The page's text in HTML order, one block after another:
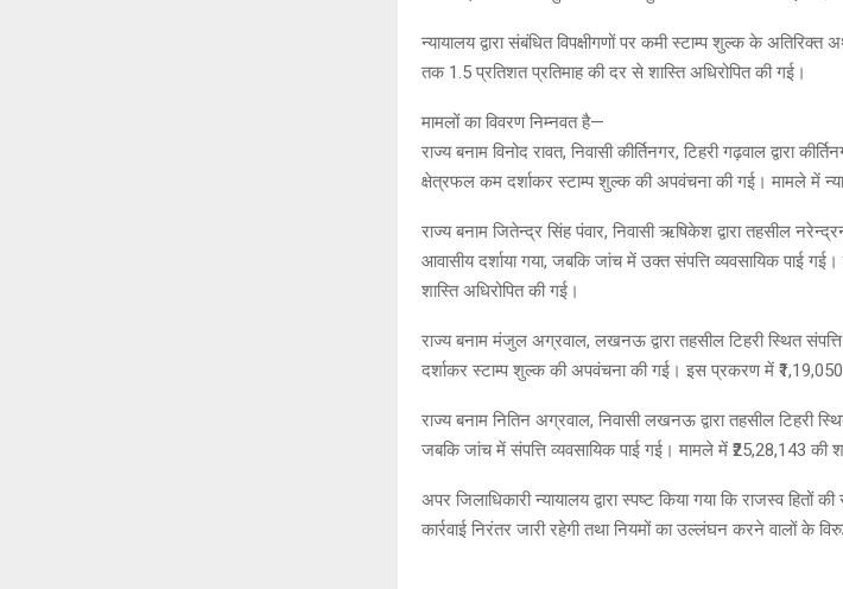
न्यायालय द्वारा संबंधित विपक्षीगणों पर कमी स्टाम्प शुल्क के अतिरिक्त
तक 1.5 प्रतिशत प्रतिमाह की दर से शास्ति अधिरोपित की गई।
मामलों का विवरण निम्नवत है—
राज्य बनाम विनोद रावत, निवासी कीर्तिनगर, टिहरी गढ़वाल द्वारा
क्षेत्रफल कम दर्शाकर स्टाम्प शुल्क की अपवंचना की गई। मामले में
राज्य बनाम जितेन्द्र सिंह पंवार, निवासी ऋषिकेश द्वारा तहसील
आवासीय दर्शाया गया, जबकि जांच में उक्त संपत्ति व्यवसायिक पाई
शास्ति अधिरोपित की गई।
राज्य बनाम मंजुल अग्रवाल, लखनऊ द्वारा तहसील टिहरी स्थित
दर्शाकर स्टाम्प शुल्क की अपवंचना की गई। इस प्रकरण में ₹1,19,050
राज्य बनाम नितिन अग्रवाल, निवासी लखनऊ द्वारा तहसील टिहरी
जबकि जांच में संपत्ति व्यवसायिक पाई गई। मामले में ₹25,28,143 की
अपर जिलाधिकारी न्यायालय द्वारा स्पष्ट किया गया कि राजस्व
कार्रवाई निरंतर जारी रहेगी तथा नियमों का उल्लंघन करने वालों के